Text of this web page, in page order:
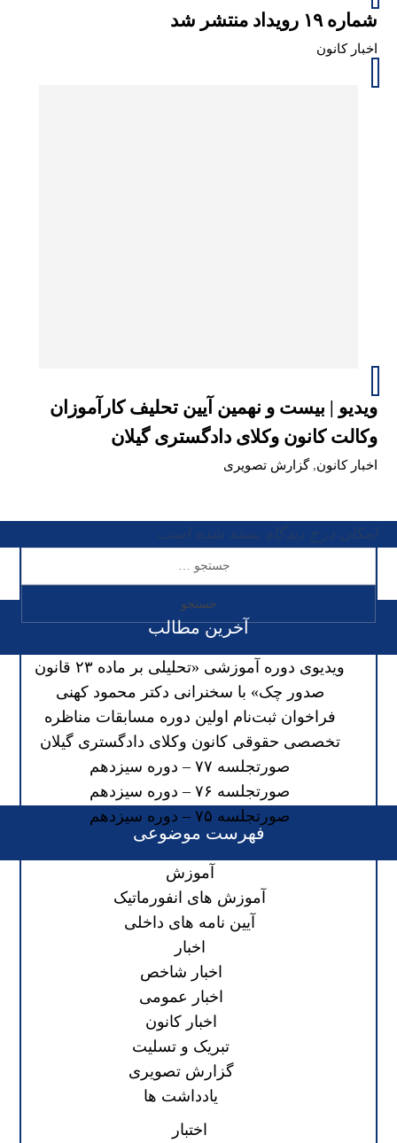
شماره ۱۹ رویداد منتشر شد
اخبار کانون
ویدیو | بیست و نهمین آیین تحلیف کارآموزان
وکالت کانون وکلای دادگستری گیلان
اخبار کانون,گزارش تصویری
آخرین مطالب
ویدیوی دوره آموزشی «تحلیلی بر ماده ۲۳ قانون
صدور چک» با سخنرانی دکتر محمود کهنی
فراخوان ثبت‌نام اولین دوره مسابقات مناظره
تخصصی حقوقی کانون وکلای دادگستری گیلان
صورتجلسه ۷۷ – دوره سیزدهم
صورتجلسه ۷۶ – دوره سیزدهم
صورتجلسه ۷۵ – دوره سیزدهم
فهرست موضوعی
آموزش
آموزش های انفورماتیک
آیین نامه های داخلی
اخبار
اخبار شاخص
اخبار عمومی
اخبار کانون
تبریک و تسلیت
گزارش تصویری
یادداشت ها
اختبار